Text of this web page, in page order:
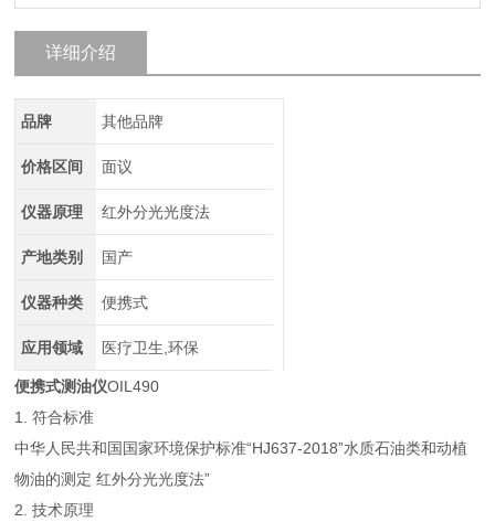
详细介绍
品牌 其他品牌
价格区间 面议
仪器原理 红外分光光度法
产地类别 国产
仪器种类 便携式
应用领域 医疗卫生,环保
便携式测油仪OIL490
1. 符合标准
中华人民共和国国家环境保护标准“HJ637-2018”水质石油类和动植
物油的测定 红外分光光度法”
2. 技术原理